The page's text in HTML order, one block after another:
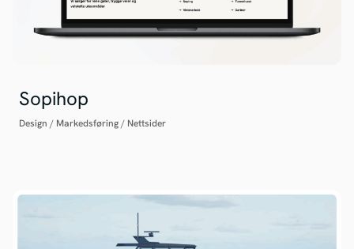
Sopihop
Design / Markedsføring / Nettsider